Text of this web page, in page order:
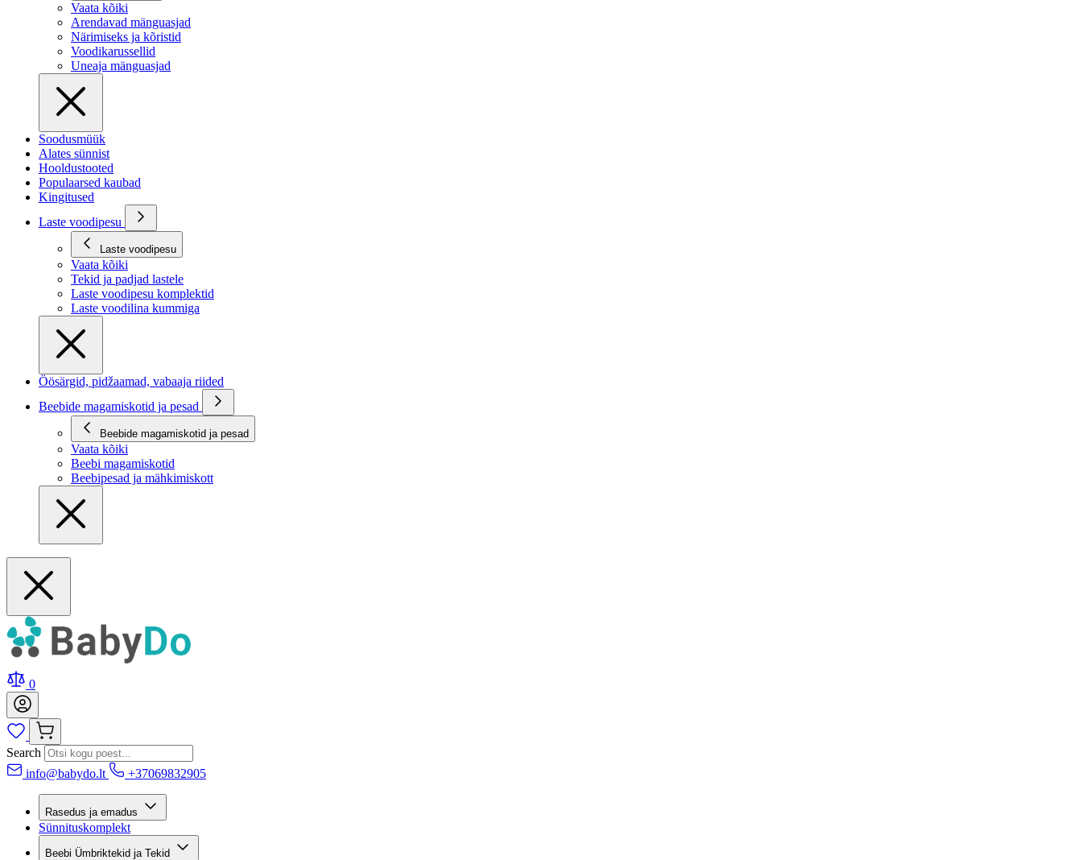
Vaata kõiki
Arendavad mänguasjad
Närimiseks ja kõristid
Voodikarussellid
Uneaja mänguasjad
Soodusmüük
Alates sünnist
Hooldustooted
Populaarsed kaubad
Kingitused
Laste voodipesu
Laste voodipesu
Vaata kõiki
Tekid ja padjad lastele
Laste voodipesu komplektid
Laste voodilina kummiga
Öösärgid, pidžaamad, vabaaja riided
Beebide magamiskotid ja pesad
Beebide magamiskotid ja pesad
Vaata kõiki
Beebi magamiskotid
Beebipesad ja mähkimiskott
0
Search
info@babydo.lt
+37069832905
Rasedus ja emadus
Sünnituskomplekt
Beebi Ümbriktekid ja Tekid